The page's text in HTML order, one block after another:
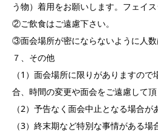
う物）着用をお願いします。フェイ
②ご飲食はご遠慮下さい。
③面会場所が密にならないように人数
７、その他
（1）面会場所に限りがありますの
合、時間の変更や面会をご遠慮して頂
（2）予告なく面会中止となる場合が
（3）終末期など特別な事情がある